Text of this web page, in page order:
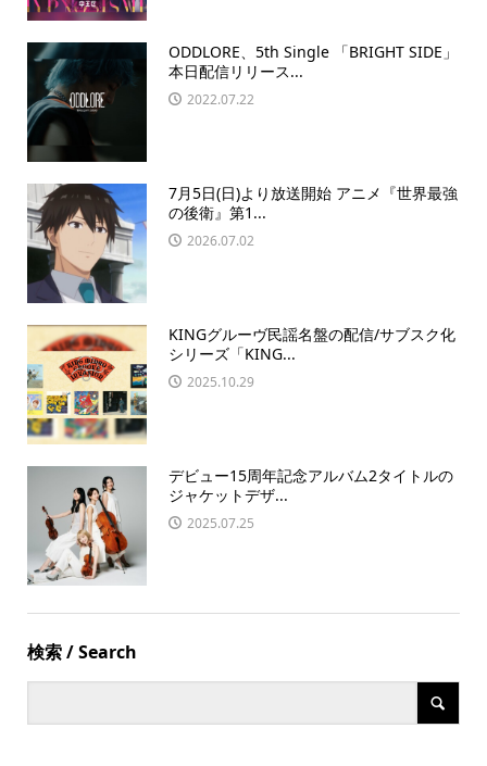
ODDLORE、5th Single 「BRIGHT SIDE」
本日配信リリース...
2022.07.22
7月5日(日)より放送開始 アニメ『世界最強
の後衛』第1...
2026.07.02
KINGグルーヴ民謡名盤の配信/サブスク化
シリーズ「KING...
2025.10.29
デビュー15周年記念アルバム2タイトルの
ジャケットデザ...
2025.07.25
検索 / Search